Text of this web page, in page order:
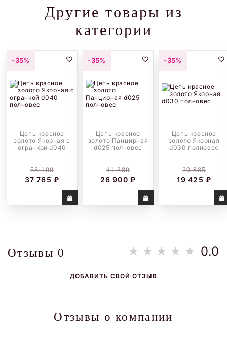
Другие товары из
категории
-35%
Купить
Цепь красное
золото Якорная с
огранкой d040
58 100
37 765 ₽
-35%
Купить
Цепь красное
золото Панцирная
d025 полновес
41 380
26 900 ₽
-35%
Купить
Цепь красное
золото Якорная
d030 полновес
29 885
19 425 ₽
Отзывы0 0.0
ДОБАВИТЬ СВОЙ ОТЗЫВ
Отзывы о компании